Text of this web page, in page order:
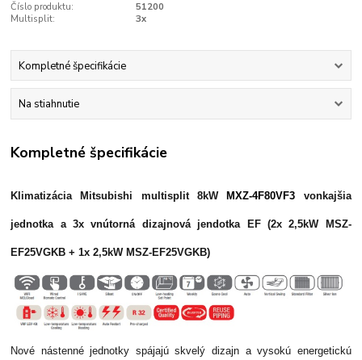
Číslo produktu:
51200
Multisplit:
3x
Kompletné špecifikácie
Na stiahnutie
Kompletné špecifikácie
Klimatizácia Mitsubishi multisplit 8kW MXZ-4F80VF3 vonkajšia
jednotka a 3x vnútorná dizajnová jendotka EF (2x 2,5kW MSZ-
EF25VGKB + 1x2,5kW MSZ-EF25VGKB)
Nové nástenné jednotky spájajú skvelý dizajn a vysokú energetickú